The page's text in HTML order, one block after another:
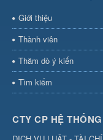
Giới thiệu
Thành viên
Thăm dò ý kiến
Tìm kiếm
CTY CP HỆ